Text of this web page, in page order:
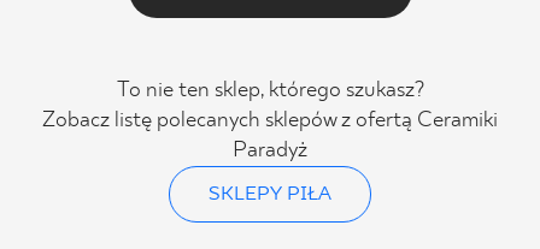
To nie ten sklep, którego szukasz?
Zobacz listę polecanych sklepów z ofertą Ceramiki
Paradyż
SKLEPY PIŁA